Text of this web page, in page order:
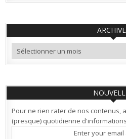
Archives
Pour ne rien rater de nos contenus,
(presque) quotidienne
Enter your